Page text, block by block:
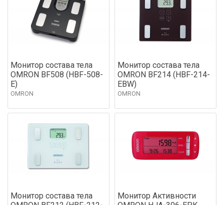
Монитор состава тела
OMRON BF508 (HBF-508-
E)
OMRON
Монитор состава тела
OMRON BF214 (HBF-214-
EBW)
OMRON
Монитор состава тела
Монитор Активности